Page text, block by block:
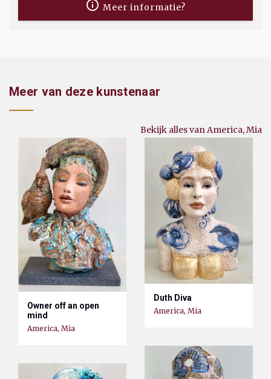
Meer informatie?
Meer van deze kunstenaar
Bekijk alles van America, Mia
Owner off an open
mind
America, Mia
Duth Diva
America, Mia